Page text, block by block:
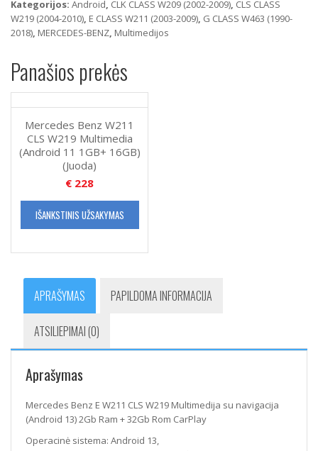
2Gb
Ram
Rom
CarPlay
Kategorijos: Android, CLK CLASS W209 (2002-2009), CLS CLASS
W219 (2004-2010), E CLASS W211 (2003-2009), G CLASS W463 (1990-
2018), MERCEDES-BENZ, Multimedijos
Panašios prekės
Mercedes Benz W211
CLS W219 Multimedia
(Android 11 1GB+ 16GB)
(Juoda)
€ 228
IŠANKSTINIS UŽSAKYMAS
APRAŠYMAS PAPILDOMA INFORMACIJA
ATSILIEPIMAI (0)
Aprašymas
Mercedes Benz E W211 CLS W219 Multimedija su navigacija
(Android 13) 2Gb Ram + 32Gb Rom CarPlay
Operacinė sistema: Android 13,